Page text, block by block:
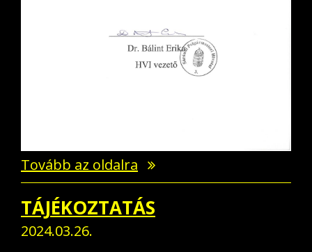
Tovább az oldalra
TÁJÉKOZTATÁS
2024.03.26.